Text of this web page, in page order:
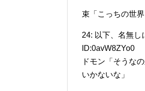
束「こっちの世
24: 以下、名無し
ID:0avW8ZYo0
ドモン「そうな
いかないな」